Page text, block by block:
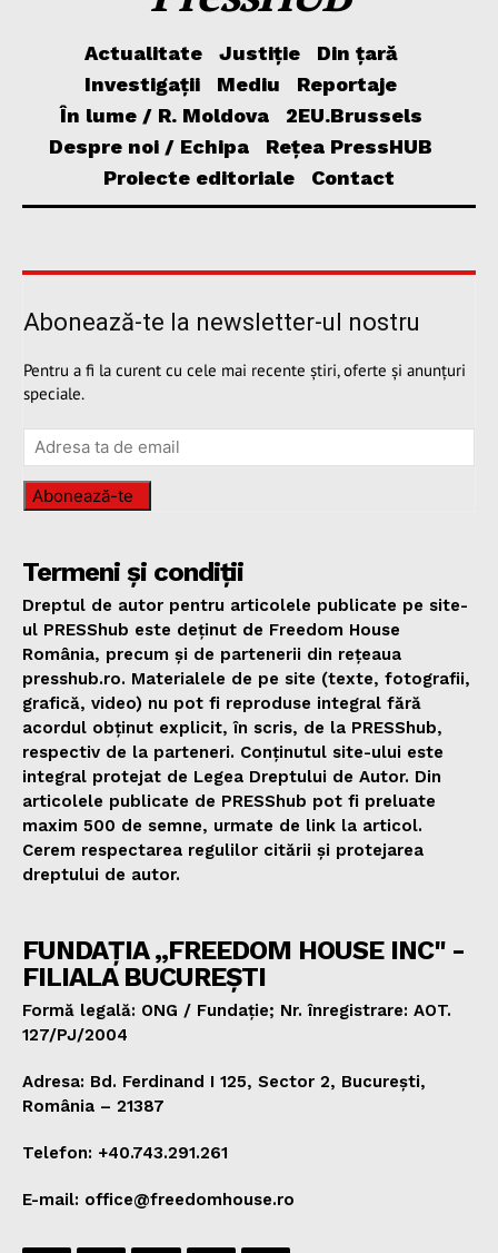
Actualitate Justiție
Din țară
Investigații
Mediu
Reportaje
În lume / R. Moldova
2EU.Brussels
Despre noi / Echipa
Rețea PressHUB
Proiecte editoriale
Contact
Abonează-te la newsletter-ul nostru
Pentru a fi la curent cu cele mai recente știri, oferte și anunțuri
speciale.
Abonează-te
Termeni și condiții
Dreptul de autor pentru articolele publicate pe site-
ul PRESShub este deținut de Freedom House
România, precum și de partenerii din rețeaua
presshub.ro. Materialele de pe site (texte, fotografii,
grafică, video) nu pot fi reproduse integral fără
acordul obținut explicit, în scris, de la PRESShub,
respectiv de la parteneri. Conținutul site-ului este
integral protejat de Legea Dreptului de Autor. Din
articolele publicate de PRESShub pot fi preluate
maxim 500 de semne, urmate de link la articol.
Cerem respectarea regulilor citării și protejarea
dreptului de autor.
FUNDAȚIA „FREEDOM HOUSE INC" -
FILIALA BUCUREȘTI
Formă legală: ONG / Fundație; Nr. înregistrare: AOT.
127/PJ/2004
Adresa: Bd. Ferdinand I 125, Sector 2, București,
România – 21387
Telefon: +40.743.291.261
E-mail: office@freedomhouse.ro